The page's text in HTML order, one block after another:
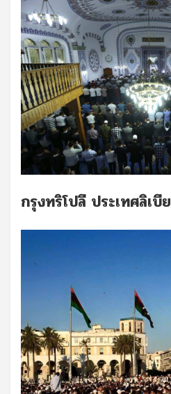
กรุงทริโปลี ประเทศลิเบีย